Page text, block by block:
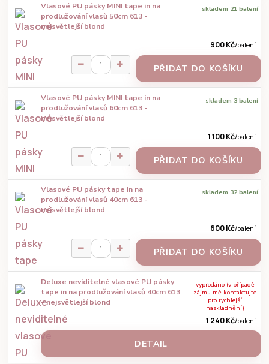
Vlasové PU pásky MINI tape in na
prodlužování vlasů 50cm 613 -
nejsvětlejší blond
900 Kč/balení
skladem 21 balení
PŘIDAT DO KOŠÍKU
Vlasové PU pásky MINI tape in na
prodlužování vlasů 60cm 613 -
nejsvětlejší blond
1 100 Kč/balení
skladem 3 balení
PŘIDAT DO KOŠÍKU
Vlasové PU pásky tape in na
prodlužování vlasů 40cm 613 -
nejsvětlejší blond
600 Kč/balení
skladem 32 balení
PŘIDAT DO KOŠÍKU
Deluxe neviditelné vlasové PU pásky
tape in na prodlužování vlasů 40cm 613
- nejsvětlejší blond
1 240 Kč/balení
vyprodáno (v případě
zájmu mě kontaktujte
pro rychlejší
naskladnění)
DETAIL